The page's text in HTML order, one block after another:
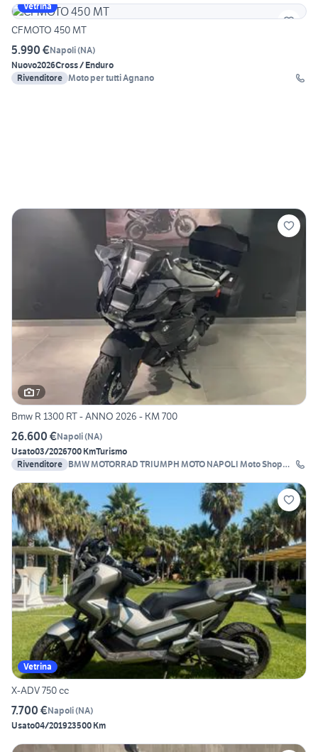
Vetrina
CFMOTO 450 MT
5.990 €Napoli(NA)
Nuovo2026Cross / Enduro
Rivenditore Moto per tutti Agnano
7
Bmw R 1300 RT - ANNO 2026 - KM 700
26.600 €Napoli(NA)
Usato03/2026700 KmTurismo
Rivenditore BMW MOTORRAD TRIUMPH MOTO NAPOLI Moto Shop
Vetrina
X-ADV 750 cc
7.700 €Napoli(NA)
Usato04/201923500 Km